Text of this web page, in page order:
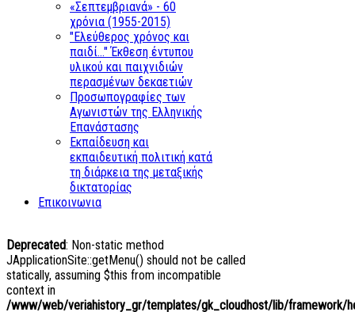
«Σεπτεμβριανά» - 60
χρόνια (1955-2015)
"Ελεύθερος χρόνος και
παιδί..." Έκθεση έντυπου
υλικού και παιχνιδιών
περασμένων δεκαετιών
Προσωπογραφίες των
Αγωνιστών της Ελληνικής
Επανάστασης
Εκπαίδευση και
εκπαιδευτική πολιτική κατά
τη διάρκεια της μεταξικής
δικτατορίας
Επικοινωνια
Deprecated: Non-static method
JApplicationSite::getMenu() should not be called
statically, assuming $this from incompatible
context in
/www/web/veriahistory_gr/templates/gk_cloudhost/lib/framework/